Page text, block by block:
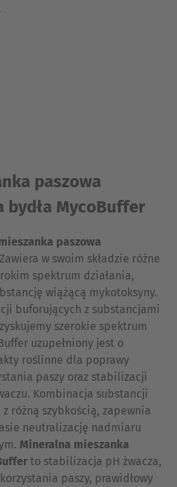
paszowa
bydła MycoBuffer
paszowa
w swoim składzie różne
spektrum działania,
wiążącą mykotoksyny.
buforujących z substancjami
szerokie spektrum
uzupełniony jest o
roślinne dla poprawy
paszy oraz stabilizacji
Kombinacja substancji
różną szybkością, zapewnia
neutralizację nadmiaru
Mineralna mieszanka
to stabilizacja pH żwacza,
paszy, prawidłowy